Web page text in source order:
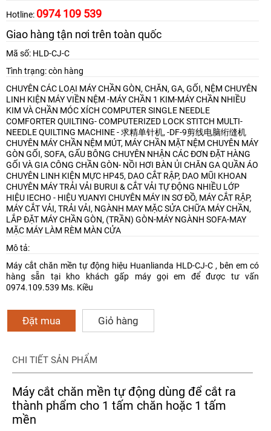
Hotline: 0974 109 539
Giao hàng tận nơi trên toàn quốc
Mã số: HLD-CJ-C
Tình trạng: còn hàng
CHUYÊN CÁC LOẠI MÁY CHẦN GÒN, CHĂN, GA, GỐI, NỆM CHUYÊN
LINH KIỆN MÁY VIỀN NỆM -MÁY CHẦN 1 KIM-MÁY CHẦN NHIỀU
KIM VÀ CHẦN MÓC XÍCH COMPUTER SINGLE NEEDLE
COMFORTER QUILTING- COMPUTERIZED LOCK STITCH MULTI-
NEEDLE QUILTING MACHINE - 求精单针机, -DF-9剪线电脑绗缝机
CHUYÊN MÁY CHẦN NỆM MÚT, MÁY CHẦN MẶT NỆM CHUYÊN MÁY
GÒN GỐI, SOFA, GẤU BÔNG CHUYÊN NHẬN CÁC ĐƠN ĐẶT HÀNG
GỐI VÀ GIA CÔNG CHẦN GÒN- NỒI HƠI BÀN ỦI CHĂN GA QUẦN ÁO
CHUYÊN LINH KIỆN MỰC HP45, DAO CẮT RẬP, DAO MŨI KHOAN
CHUYÊN MÁY TRẢI VẢI BURUI & CẮT VẢI TỰ ĐỘNG NHIỀU LỚP
HIỆU IECHO - HIỆU YUANYI CHUYÊN MÁY IN SƠ ĐỒ, MÁY CẮT RẬP,
MÁY CẮT VẢI, TRẢI VẢI, NGÀNH MAY MẶCSỬA CHỮA MÁY CHẦN,
LẮP ĐẶT MÁY CHẦN GÒN, (TRẦN) GÒN-MÁY NGÀNH SOFA-MAY
MẶC MÁY LÀM RÈM MÀN CỬA
Mô tả:
Máy cắt chăn mền tự động hiệu Huanlianda HLD-CJ-C , bên em có
hàng sẵn tại kho khách gấp máy gọi em để được tư vấn
0974.109.539 Ms. Kiều
Đặt mua Giỏ hàng
CHI TIẾT SẢN PHẨM
Máy cắt chăn mền tự động dùng để cắt ra
thành phẩm cho 1 tấm chăn hoặc 1 tấm
mền